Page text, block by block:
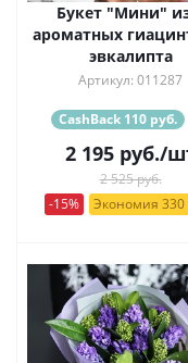
Букет "Мини"
ароматных
эвкалипта
Артикул: 011287
CashBack 110 руб.
2 195руб./
2 525 руб.
-15%
Экономия 330